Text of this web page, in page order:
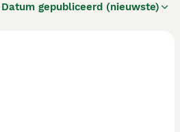
doen het ook altijd goed in de
Datum gepubliceerd (nieuwste)